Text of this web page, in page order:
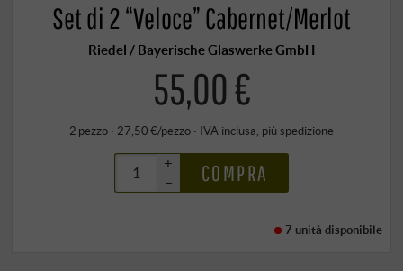
Set di 2 “Veloce” Cabernet/Merlot
Riedel / Bayerische Glaswerke GmbH
55,00 €
2 pezzo · 27,50 €/pezzo · IVA inclusa , più spedizione
+
–
COMPRA
7 unità disponibile